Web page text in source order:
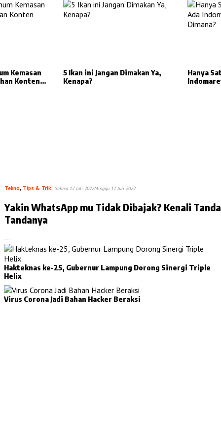
Kemasan
Konten
5 Ikan ini Jangan Dimakan Ya,
Kenapa?
Hanya
Tekno, Tips & Trik Selasa 12 Juli 2022Minggu 17 Juli 2022
Yakin WhatsApp mu Tidak Dibajak? Kenali
Tandanya
…
Hakteknas ke-25, Gubernur Lampung Dorong Sinergi Triple
Helix
Virus Corona Jadi Bahan Hacker Beraksi